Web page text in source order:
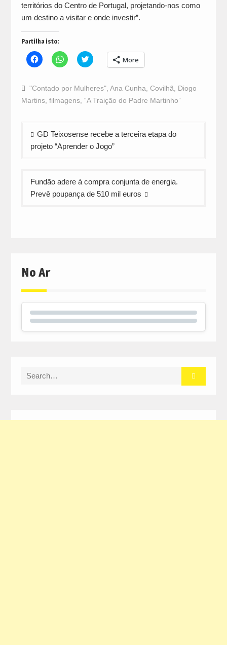
territórios do Centro de Portugal, projetando-nos como
um destino a visitar e onde investir”.
Partilha isto:
Click
to
Facebook
(Opens
new
Click
to
WhatsApp
(Opens
new
Click
to
Twitter
(Opens
in
new
More
"Contado por Mulheres", Ana Cunha Covilhã
Diogo
Martins, filmagens, “A Traição do Padre Martinho”
Navegação
de
GD Teixosense recebe a terceira etapa do
projeto “Aprender o Jogo”
Fundão adere à compra conjunta de energia.
Prevê poupança de 510 mil euros
No Ar
Search